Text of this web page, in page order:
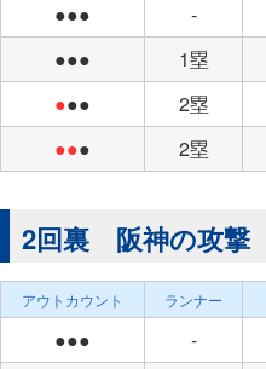
●●● -
●●●
1塁
●●● 2塁
●●● 2塁
2回裏 阪神の攻撃
アウトカウント ランナー
●●● -